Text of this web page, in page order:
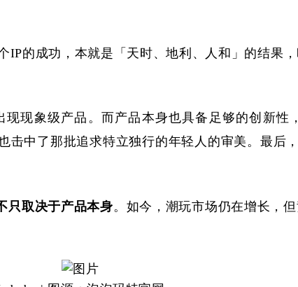
IP的成功，本就是「天时、地利、人和」的结果
现象级产品。而产品本身也具备足够的创新性
中了那批追求特立独行的年轻人的审美。最后
只取决于产品本身。如今，潮玩市场仍在增长，